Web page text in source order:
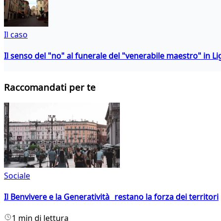
Il caso
Il senso del "no" al funerale del "venerabile maestro" in
Raccomandati per te
Sociale
Il Benvivere e la Generatività restano la forza dei territori
1 min di lettura